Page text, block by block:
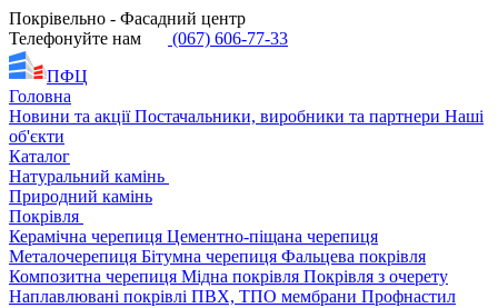
Покрівельно - Фасадний центр
Телефонуйте нам
(067) 606-77-33
ПФЦ
Головна
Новини та акціїПостачальники, виробники та партнери Наші
об'єкти
Каталог
Натуральний камінь
Природний камінь
Покрівля
Керамічна черепиця Цементно-піщана черепиця
Металочерепиця Бітумна черепиця Фальцева покрівля
Композитна черепиця Мідна покрівля Покрівля з очерету
Наплавлювані покрівлі ПВХ, ТПО мембрани Профнастил